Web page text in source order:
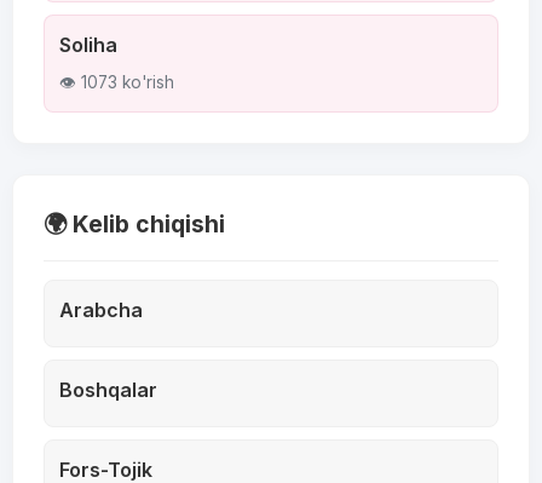
Soliha
👁 1073 ko'rish
🌍 Kelib chiqishi
Arabcha
Boshqalar
Fors-Tojik